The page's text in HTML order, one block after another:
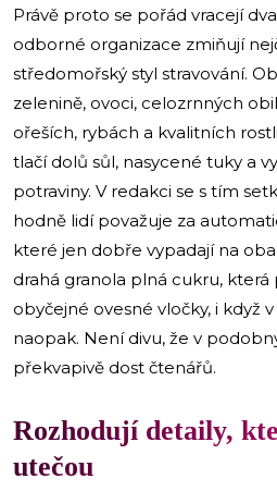
Právě proto se pořád vracejí
odborné organizace zmiňují
středomořský styl stravování.
zelenině, ovoci, celozrnných
ořeších, rybách a kvalitních
tlačí dolů sůl, nasycené tuky a
potraviny. V redakci se s tím
hodně lidí považuje za
které jen dobře vypadají na
drahá granola plná cukru,
obyčejné ovesné vločky, i když
naopak. Není divu, že v
překvapivě dost čtenářů.
Rozhodují detaily,
utečou